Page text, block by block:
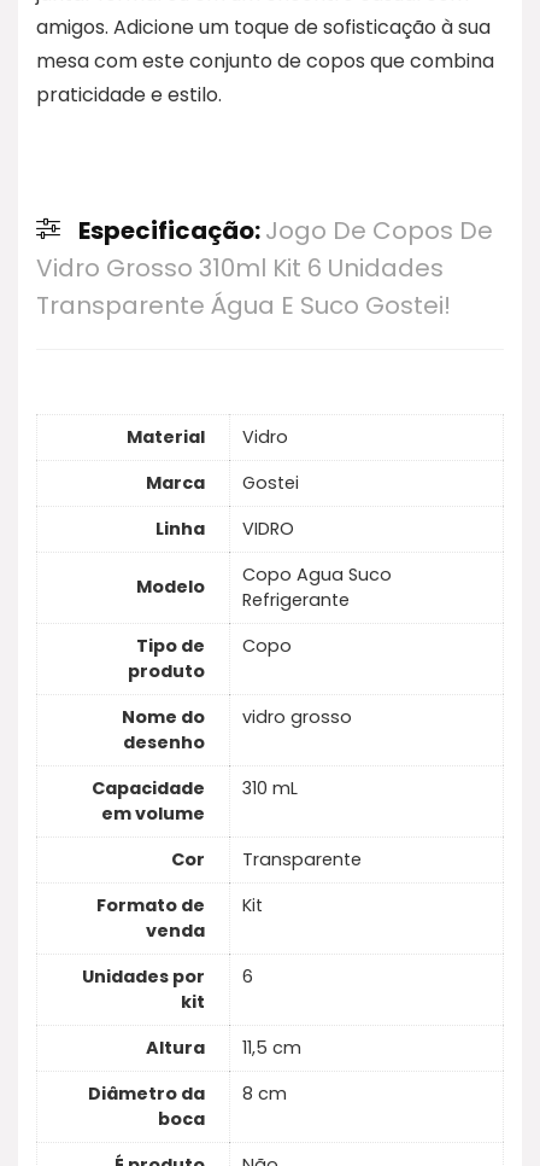
amigos. Adicione um toque de sofisticação à sua
mesa com este conjunto de copos que combina
praticidade e estilo.
Especificação:Jogo De Copos De
Vidro Grosso 310ml Kit 6 Unidades
Transparente Água E Suco Gostei!
Material
Vidro
Marca
Gostei
Linha
VIDRO
Modelo
Copo Agua Suco
Refrigerante
Tipo de
produto
Copo
Nome do
desenho
vidro grosso
Capacidade
em volume
310 mL
Cor
Transparente
Formato de
venda
Kit
Unidades por
kit
6
Altura
11,5 cm
Diâmetro da
boca
8 cm